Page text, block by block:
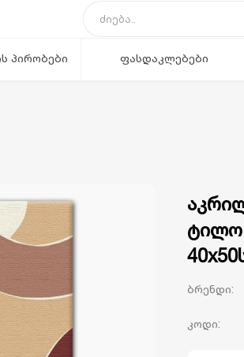
პირობები ფასდაკლებები
ტილო
ბრენდი:
კოდი: